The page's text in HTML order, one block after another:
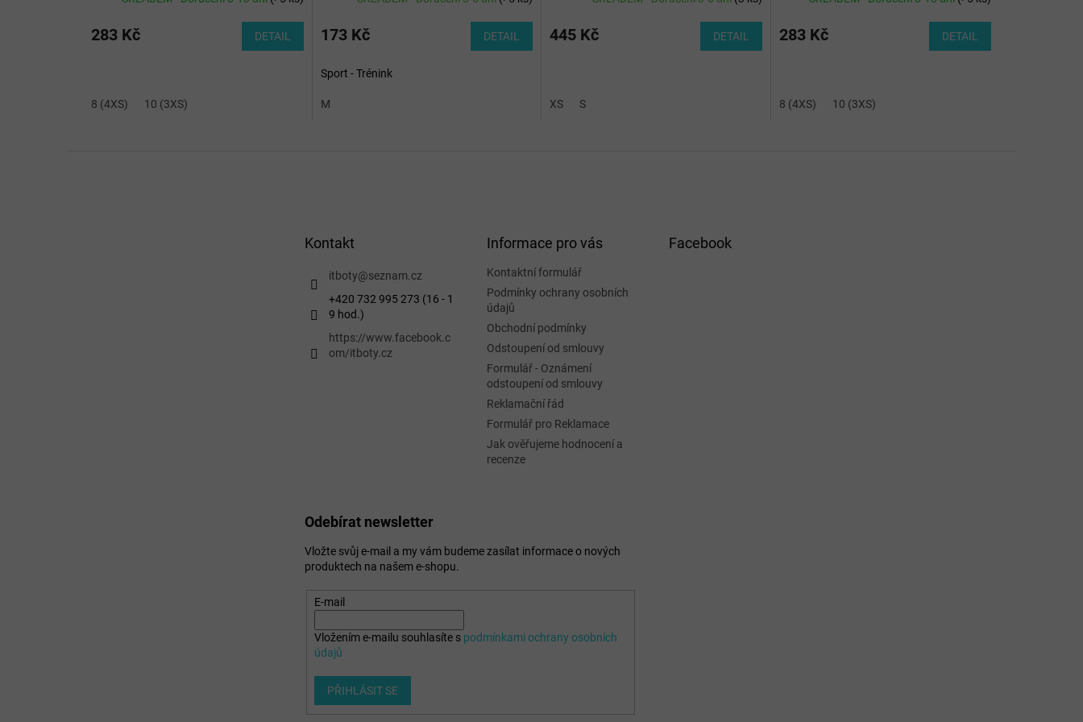
283 Kč DETAIL
8 (4XS) 10 (3XS)
173 Kč DETAIL
Sport - Trénink
M
445 Kč DETAIL
XS S
283 Kč DETAIL
8 (4XS) 10 (3XS)
Kontakt
itboty@seznam.cz
+420 732 995 273 (16 - 1
9 hod.)
https://www.facebook.c
om/itboty.cz
Informace pro vás
Kontaktní formulář
Podmínky ochrany osobních
údajů
Obchodní podmínky
Odstoupení od smlouvy
Formulář - Oznámení
odstoupení od smlouvy
Reklamační řád
Formulář pro Reklamace
Jak ověřujeme hodnocení a
recenze
Facebook
Odebírat newsletter
Vložte svůj e-mail a my vám budeme zasílat informace o nových
produktech na našem e-shopu.
E-mail
Vložením e-mailu souhlasíte s podmínkami ochrany osobních
údajů
PŘIHLÁSIT SE